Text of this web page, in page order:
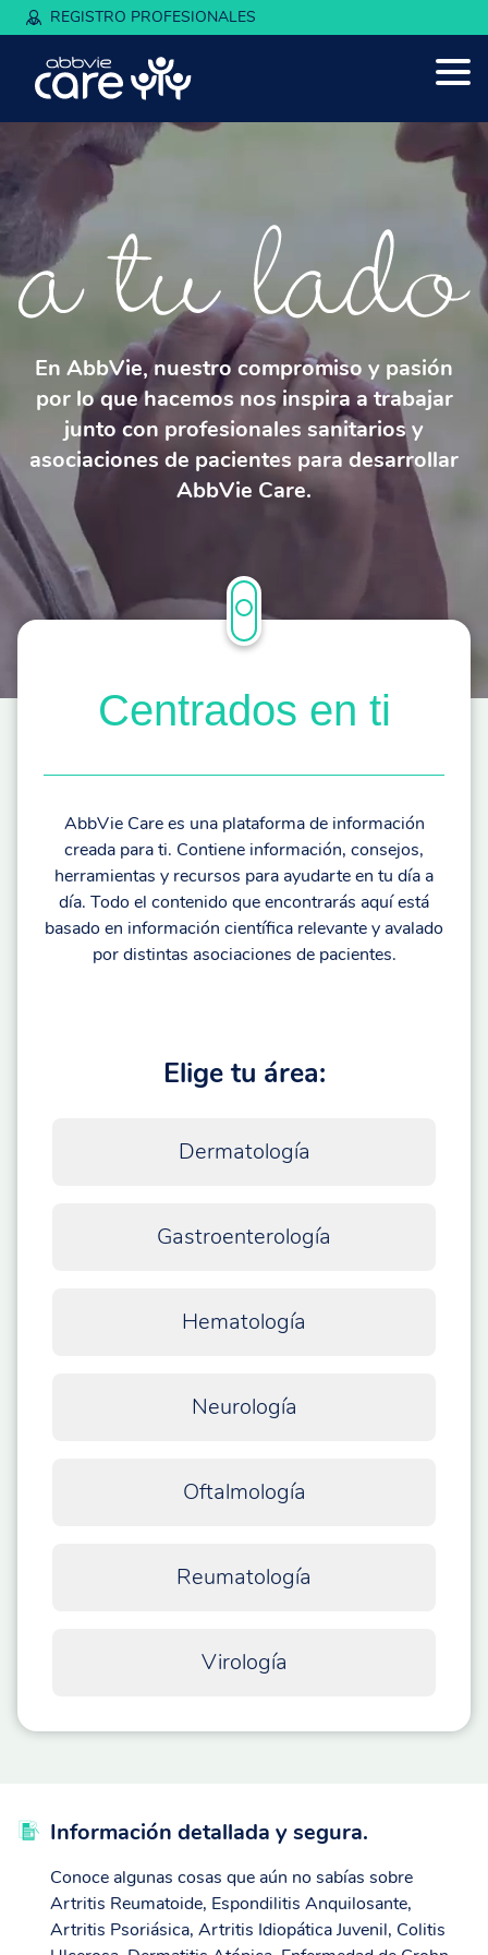
REGISTRO PROFESIONALES
En AbbVie, nuestro compromiso y pasión
por lo que hacemos nos inspira a trabajar
junto con profesionales sanitarios y
asociaciones de pacientes para desarrollar
AbbVie Care.
Centrados en ti
AbbVie Care es una plataforma de información
creada para ti. Contiene información, consejos,
herramientas y recursos para ayudarte en tu día a
día. Todo el contenido que encontrarás aquí está
basado en información científica relevante y avalado
por distintas asociaciones de pacientes.
Elige tu área:
Dermatología
Gastroenterología
Hematología
Neurología
Oftalmología
Reumatología
Virología
Información detallada y segura.
Conoce algunas cosas que aún no sabías sobre
Artritis Reumatoide, Espondilitis Anquilosante,
Artritis Psoriásica, Artritis Idiopática Juvenil, Colitis